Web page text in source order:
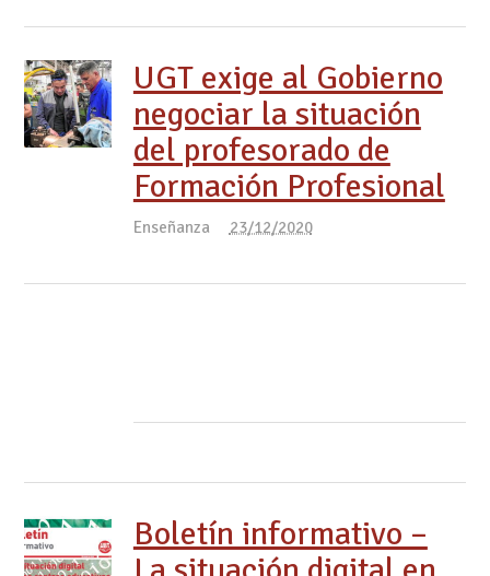
UGT exige al Gobierno
negociar la situación
del profesorado de
Formación Profesional
Enseñanza 23/12/2020
Boletín informativo –